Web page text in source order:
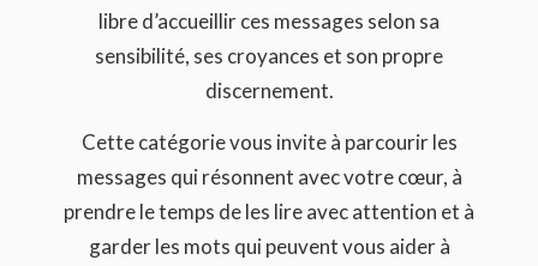
libre d’accueillir ces messages selon sa
sensibilité, ses croyances et son propre
discernement.
Cette catégorie vous invite à parcourir les
messages qui résonnent avec votre cœur, à
prendre le temps de les lire avec attention et à
garder les mots qui peuvent vous aider à